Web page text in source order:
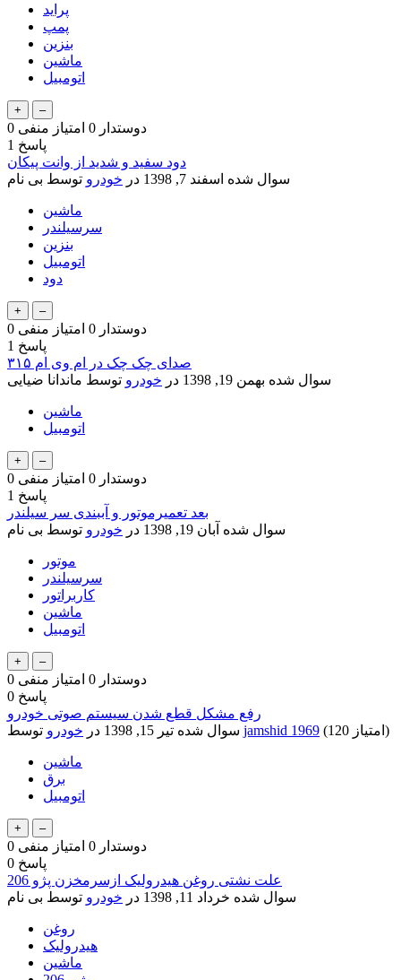
پراید
پمپ
بنزین
ماشین
اتومبیل
0 دوستدار 0 امتیاز منفی
1 پاسخ
دود سفید و شدید از وانت پیکان
سوال شده اسفند 7, 1398 در خودرو توسط بی نام
ماشین
سرسیلندر
بنزین
اتومبیل
دود
0 دوستدار 0 امتیاز منفی
1 پاسخ
صدای چک چک در ام وی ام ۳۱۵
سوال شده بهمن 19, 1398 در خودرو توسط ماندانا ضیایی
ماشین
اتومبیل
0 دوستدار 0 امتیاز منفی
1 پاسخ
بعد تعمیرموتور و آببندی سر سیلندر
سوال شده آبان 19, 1398 در خودرو توسط بی نام
موتور
سرسیلندر
کاربراتور
ماشین
اتومبیل
0 دوستدار 0 امتیاز منفی
0 پاسخ
رفع مشکل قطع شدن سیستم صوتی خودرو
سوال شده تیر 15, 1398 در خودرو jamshid 1969 (120 امتیاز)
ماشین
برق
اتومبیل
0 دوستدار 0 امتیاز منفی
0 پاسخ
علت نشتی روغن هیدرولیک ازسرمخزن پژو 206
سوال شده خرداد 11, 1398 در خودرو توسط بی نام
روغن
هیدرولیک
ماشین